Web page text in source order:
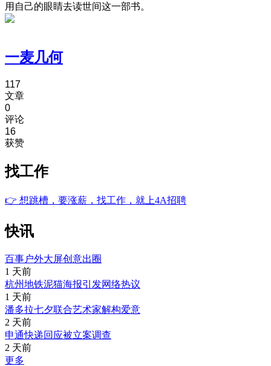
用自己的眼睛去读世间这一部书。
一麦几何
117
文章
0
评论
16
获赞
找工作
👉 想跳槽，要涨薪，找工作，就上4A招聘
快讯
百事户外大屏创意出圈
1 天前
杭州地铁泥猫海报引发网络热议
1 天前
潘多拉七夕联合艺术家解构爱意
2 天前
申通快递回应被立案调查
2 天前
更多